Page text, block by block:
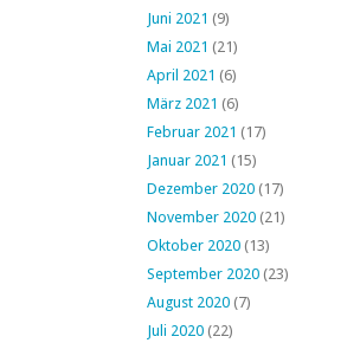
Juni 2021 (9)
Mai 2021 (21)
April 2021 (6)
März 2021 (6)
Februar 2021 (17)
Januar 2021 (15)
Dezember 2020 (17)
November 2020 (21)
Oktober 2020 (13)
September 2020 (23)
August 2020 (7)
Juli 2020 (22)